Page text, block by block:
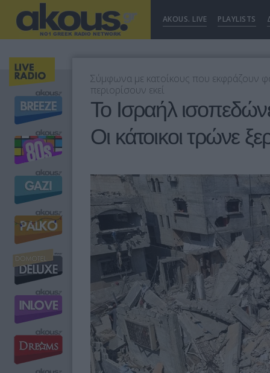
AKOUS. LIVE PLAYLISTS
Σύμφωνα με κατοίκους που εκφράζουν
περιορίσουν εκεί
Το Ισραήλ
Οι κάτοικοι τρώνε